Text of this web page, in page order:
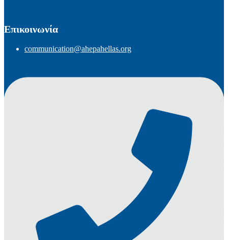
Επικοινωνία
communication@ahepahellas.org